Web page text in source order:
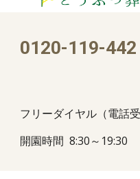
0120-119-442
フリーダイヤル（電話
開園時間 8:30～19:30